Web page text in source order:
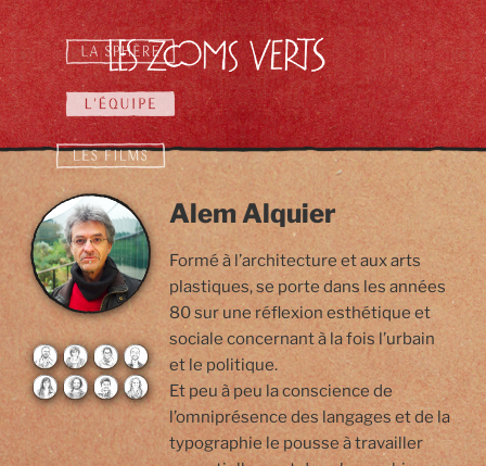
Aller
au
contenu
principal
Animation
Motion Design
Musique
Alem Alquier
Animation / Motion
Design / Musique
Formé à l’architecture et aux arts
plastiques, se porte dans les années
80 sur une réflexion esthétique et
sociale concernant à la fois l’urbain
et le politique.
Et peu à peu la conscience de
l’omniprésence des langages et de la
typographie le pousse à travailler